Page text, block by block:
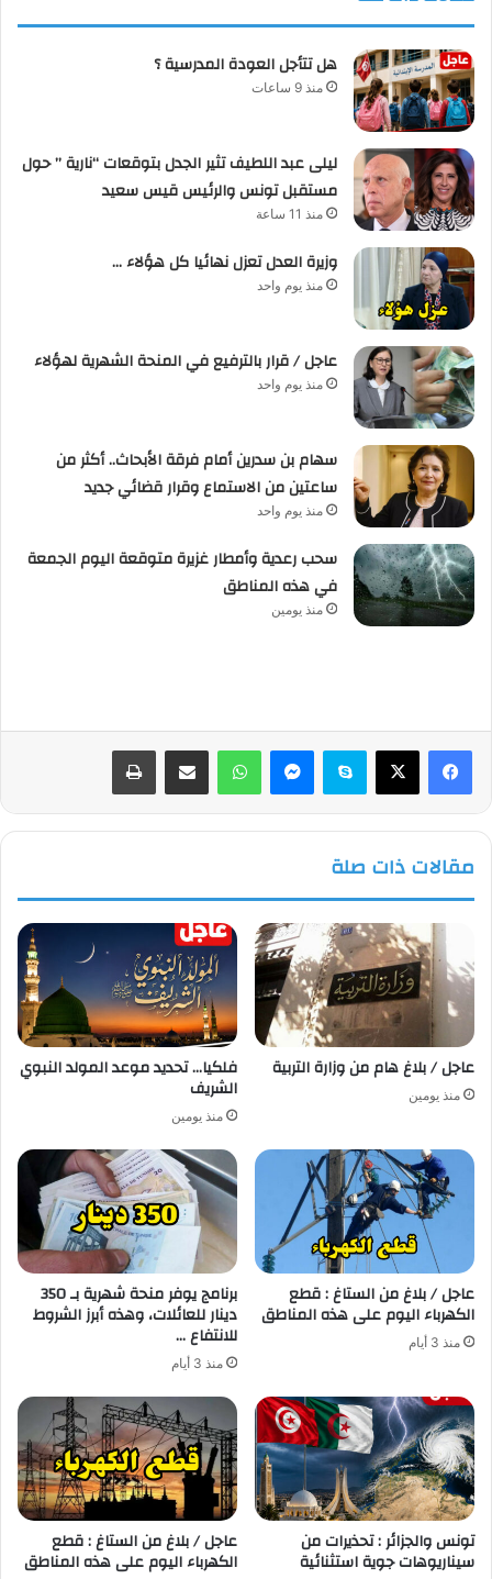
هل تتأجل العودة المدرسية ؟
منذ 9 ساعات
ليلى عبد اللطيف تثير الجدل بتوقعات “نارية ” حول
مستقبل تونس والرئيس قيس سعيد
منذ 11 ساعة
وزيرة العدل تعزل نهائيا كل هؤلاء …
منذ يوم واحد
عاجل / قرار بالترفيع في المنحة الشهرية لهؤلاء
منذ يوم واحد
سهام بن سدرين أمام فرقة الأبحاث.. أكثر من
ساعتين من الاستماع وقرار قضائي جديد
منذ يوم واحد
سحب رعدية وأمطار غزيرة متوقعة اليوم الجمعة
في هذه المناطق
منذ يومين
فيسبوك سكايب واتساب
مقالات ذات صلة
عاجل / بلاغ هام من وزارة التربية
منذ يومين
فلكيا… تحديد موعد المولد النبوي
الشريف
منذ يومين
عاجل / بلاغ من الستاغ : قطع
الكهرباء اليوم على هذه المناطق
منذ 3 أيام
برنامج يوفر منحة شهرية بـ 350
دينار للعائلات، وهذه أبرز الشروط
للانتفاع …
منذ 3 أيام
تونس والجزائر : تحذيرات من
سيناريوهات جوية استثنائية
عاجل / بلاغ من الستاغ : قطع
الكهرباء اليوم على هذه المناطق